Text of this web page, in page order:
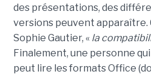
des présentations, des
versions peuvent apparaître.
Sophie Gautier, «la
Finalement, une personne
peut lire les formats Office